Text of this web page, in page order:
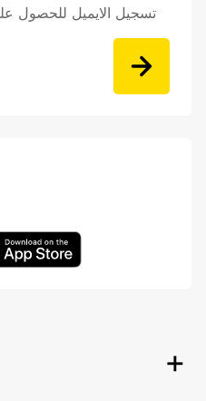
تسجيل الايميل للحصول